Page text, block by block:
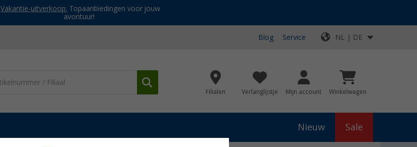
Vakantie-uitverkoop: Topaanbiedingen voor jouw
avontuur!
Blog Service NL | DE
Filialen Verlanglijstje Mijn account Winkelwagen
Nieuw Sale